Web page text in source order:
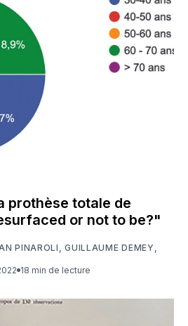
prothèse totale de
or not to be?"
PINAROLI ,GUILLAUME DEMEY
18 min de lecture